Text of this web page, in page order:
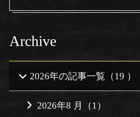
Archive
2026年の記事一覧（19 ）
2026年8 月（1）